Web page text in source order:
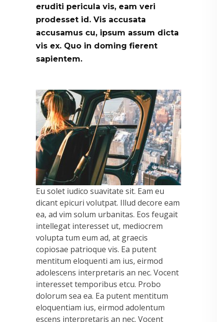
eruditi pericula vis, eam veri
prodesset id. Vis accusata
accusamus cu, ipsum assum dicta
vis ex. Quo in doming fierent
sapientem.
Eu solet iudico suavitate sit. Eam eu
dicant epicuri volutpat. Illud decore eam
ea, ad vim solum urbanitas. Eos feugait
intellegat interesset ut, mediocrem
volupta tum eum ad, at graecis
copiosae patrioque vis. Ea putent
mentitum eloquenti am ius, eirmod
adolescens interpretaris an nec. Vocent
interesset temporibus etcu. Probo
dolorum sea ea. Ea putent mentitum
eloquentiam ius, eirmod adolentum
escens interpretaris an nec. Vocent